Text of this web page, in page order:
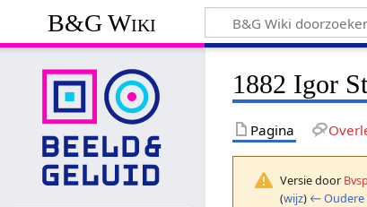
B&G Wiki
1882 Igor
Pagina
Versie door
(wijz) ← Oudere